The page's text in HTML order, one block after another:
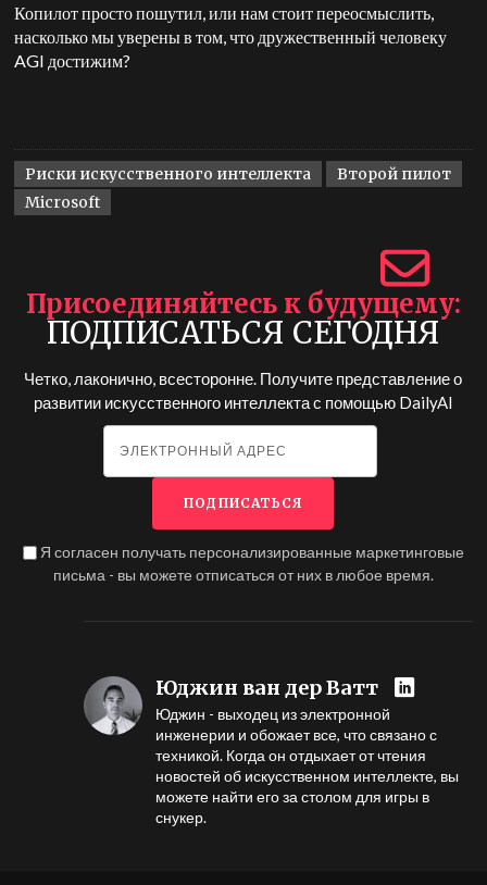
Копилот просто пошутил, или нам стоит переосмыслить,
насколько мы уверены в том, что дружественный человеку
AGI достижим?
Риски искусственного интеллекта
Второй пилот
Microsoft
Присоединяйтесь к будущему
ПОДПИСАТЬСЯ СЕГОДНЯ
Четко, лаконично, всесторонне. Получите представление о
развитии искусственного интеллекта с помощью DailyAI
Я согласен получать персонализированные маркетинговые
письма - вы можете отписаться от них в любое время.
Юджин ван дер Ватт
Юджин - выходец из электронной
инженерии и обожает все, что связано с
техникой. Когда он отдыхает от чтения
новостей об искусственном интеллекте, вы
можете найти его за столом для игры в
снукер.